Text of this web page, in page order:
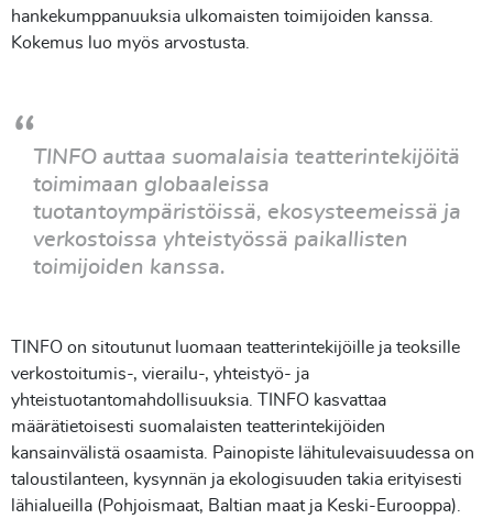
hankekumppanuuksia ulkomaisten toimijoiden kanssa.
Kokemus luo myös arvostusta.
TINFO auttaa suomalaisia teatterintekijöitä
toimimaan globaaleissa
tuotantoympäristöissä, ekosysteemeissä ja
verkostoissa yhteistyössä paikallisten
toimijoiden kanssa.
TINFO on sitoutunut luomaan teatterintekijöille ja teoksille
verkostoitumis-, vierailu-, yhteistyö- ja
yhteistuotantomahdollisuuksia. TINFO kasvattaa
määrätietoisesti suomalaisten teatterintekijöiden
kansainvälistä osaamista. Painopiste lähitulevaisuudessa on
taloustilanteen, kysynnän ja ekologisuuden takia erityisesti
lähialueilla (Pohjoismaat, Baltian maat ja Keski-Eurooppa).